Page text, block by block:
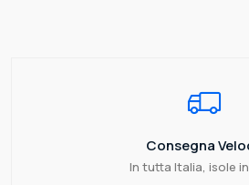
Consegna
In tutta Italia, isole